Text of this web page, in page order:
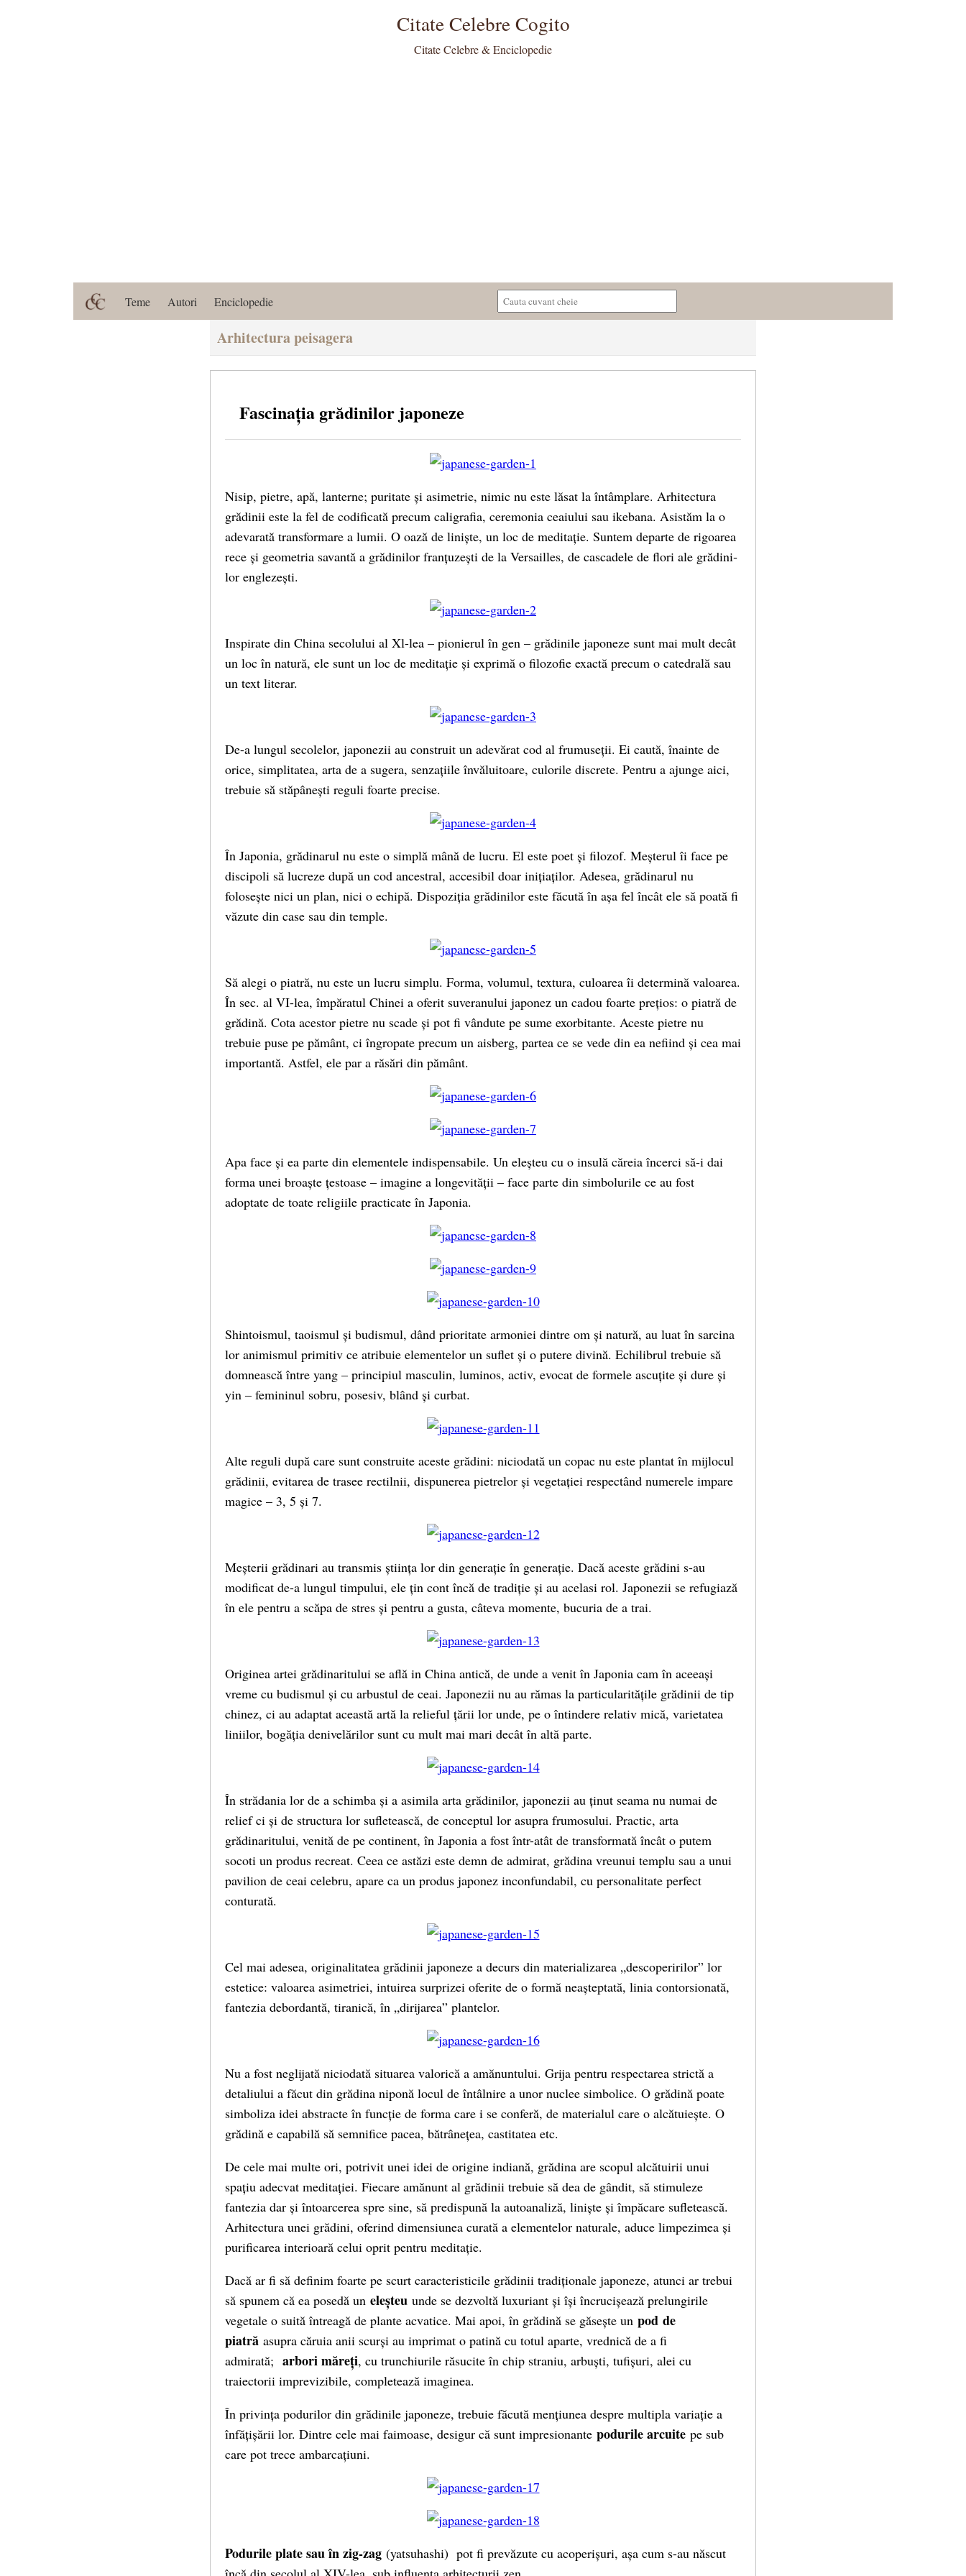
Citate Celebre Cogito
Citate Celebre & Enciclopedie
Teme Autori Enciclopedie
Arhitectura peisagera
Fascinația grădinilor japoneze
Nisip, pietre, apă, lanterne; puritate și asimetrie, nimic nu este lăsat la întâmplare. Arhitectura
grădinii este la fel de codificată precum caligrafia, ceremonia ceaiului sau ikebana. Asistăm la o
adevarată transformare a lumii. O oază de liniște, un loc de meditație. Suntem departe de rigoarea
rece și geometria savantă a grădinilor franțuzești de la Versailles, de cascadele de flori ale grădini­
lor englezești.
Inspirate din China secolului al Xl-lea – pionierul în gen – grădinile japoneze sunt mai mult decât
un loc în natură, ele sunt un loc de meditație și exprimă o filozofie exactă precum o catedrală sau
un text literar.
De-a lungul secolelor, japonezii au construit un adevărat cod al frumuseții. Ei caută, înainte de
orice, simplitatea, arta de a sugera, senzațiile învăluitoare, culorile discrete. Pentru a ajunge aici,
trebuie să stăpânești reguli foarte pre­cise.
În Japonia, grădinarul nu este o simplă mână de lucru. El este poet și filozof. Meșterul îi face pe
discipoli să lucreze după un cod ances­tral, accesibil doar inițiaților. Adesea, grădinarul nu
folosește nici un plan, nici o echipă. Dispoziția grădinilor este făcută în așa fel încât ele să poată fi
văzute din case sau din temple.
Să alegi o piatră, nu este un lucru simplu. Forma, volumul, textura, culoarea îi determină valoarea.
În sec. al VI-lea, împăratul Chinei a oferit suveranului japonez un cadou foarte prețios: o piatră de
grădină. Cota acestor pietre nu scade și pot fi vândute pe sume exorbitante. Aceste pie­tre nu
trebuie puse pe pământ, ci îngropate precum un aisberg, partea ce se vede din ea nefiind și cea mai
importantă. Astfel, ele par a răsări din pământ.
Apa face și ea parte din elementele indispensabile. Un eleșteu cu o insulă căreia încerci să-i dai
forma unei broaște țestoase – imagine a longevității – face parte din simbolurile ce au fost
adoptate de toate religiile practicate în Japonia.
Shintoismul, taoismul și budismul, dând prioritate armoniei dintre om și natură, au luat în sarcina
lor animismul primitiv ce atribuie elementelor un suflet și o putere divină. Echilibrul trebuie să
domnească între yang – principiul masculin, luminos, activ, evocat de formele ascuțite și dure și
yin – femininul sobru, posesiv, blând și curbat.
Alte reguli după care sunt construite aceste grădini: niciodată un copac nu este plantat în mijlocul
grădinii, evitarea de trasee rectilnii, dispunerea pietrelor și vegetației respectând numerele impare
magice – 3, 5 și 7.
Meșterii grădinari au transmis știința lor din generație în generație. Dacă aceste grădini s-au
modificat de-a lungul timpului, ele țin cont încă de tradiție și au acelasi rol. Japonezii se refugiază
în ele pentru a scăpa de stres și pentru a gusta, câteva momente, bucuria de a trai.
Originea artei grădinaritului se află in China antică, de unde a venit în Japonia cam în aceeași
vreme cu budismul și cu arbustul de ceai. Japonezii nu au rămas la particularitățile grădinii de tip
chinez, ci au adaptat această artă la relieful țării lor unde, pe o întindere relativ mică, varietatea
liniilor, bogăția denivelărilor sunt cu mult mai mari decât în altă parte.
În strădania lor de a schimba și a asimila arta grădinilor, japonezii au ținut seama nu numai de
relief ci și de structura lor sufletească, de conceptul lor asupra frumosului. Practic, arta
grădinaritului, venită de pe continent, în Japonia a fost într-atât de transformată încât o putem
socoti un produs recreat. Ceea ce astăzi este demn de admirat, grădina vreunui templu sau a unui
pavilion de ceai celebru, apare ca un produs japonez inconfundabil, cu personalitate perfect
conturată.
Cel mai adesea, originalitatea grădinii japoneze a decurs din materializarea „descoperirilor” lor
estetice: valoarea asimetriei, intuirea surprizei oferite de o formă neașteptată, linia contorsionată,
fantezia debordantă, tiranică, în „dirijarea” plantelor.
Nu a fost neglijată niciodată situarea valorică a amănuntului. Grija pentru respectarea strictă a
detaliului a făcut din grădina niponă locul de întâlnire a unor nuclee simbolice. O grădină poate
simboliza idei abstracte în funcție de forma care i se conferă, de materialul care o alcătuiește. O
grădină e capabilă să semnifice pacea, bătrânețea, castitatea etc.
De cele mai multe ori, potrivit unei idei de origine indiană, grădina are scopul alcătuirii unui
spațiu adecvat meditației. Fiecare amănunt al grădinii trebuie să dea de gândit, să stimuleze
fantezia dar și întoarcerea spre sine, să predispună la autoanaliză, liniște și împăcare sufletească.
Arhitectura unei grădini, oferind dimensiunea curată a elementelor naturale, aduce limpezimea și
purificarea interioară celui oprit pentru meditație.
Dacă ar fi să definim foarte pe scurt caracteristicile grădinii tradiționale japoneze, atunci ar trebui
să spunem că ea posedă un eleșteu unde se dezvoltă luxuriant și își încrucișează prelungirile
vegetale o suită întreagă de plante acvatice. Mai apoi, în grădină se găsește un pod de
piatră asupra căruia anii scurși au imprimat o patină cu totul aparte, vrednică de a fi
admirată; arbori măreți, cu trunchiurile răsucite în chip straniu, arbuști, tufișuri, alei cu
traiectorii imprevizibile, completează imaginea.
În privința podurilor din grădinile japoneze, trebuie făcută mențiunea despre multipla variație a
înfățișării lor. Dintre cele mai faimoase, desigur că sunt impresionante podurile arcuite pe sub
care pot trece ambarcațiuni.
Podurile plate sau în zig-zag (yatsuhashi) pot fi prevăzute cu acoperișuri, așa cum s-au născut